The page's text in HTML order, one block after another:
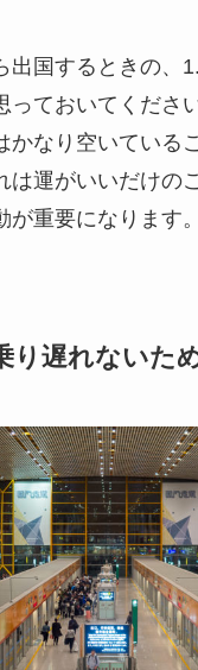
出国するときの、
っておいてくださ
かなり空いている
は運がいいだけの
が重要になります。
り遅れないた